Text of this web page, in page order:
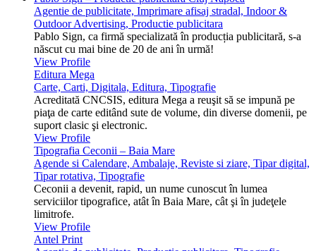
Agentie de publicitate, Imprimare afisaj stradal, Indoor &
Outdoor Advertising, Productie publicitara
Pablo Sign, ca firmă specializată în producția publicitară, s-a
născut cu mai bine de 20 de ani în urmă!
View Profile
Editura Mega
Carte, Carti, Digitala, Editura, Tipografie
Acreditată CNCSIS, editura Mega a reuşit să se impună pe
piaţa de carte editând sute de volume, din diverse domenii, pe
suport clasic şi electronic.
View Profile
Tipografia Ceconii – Baia Mare
Agende si Calendare, Ambalaje, Reviste si ziare, Tipar digital,
Tipar rotativa, Tipografie
Ceconii a devenit, rapid, un nume cunoscut în lumea
serviciilor tipografice, atât în Baia Mare, cât şi în judeţele
limitrofe.
View Profile
Antel Print